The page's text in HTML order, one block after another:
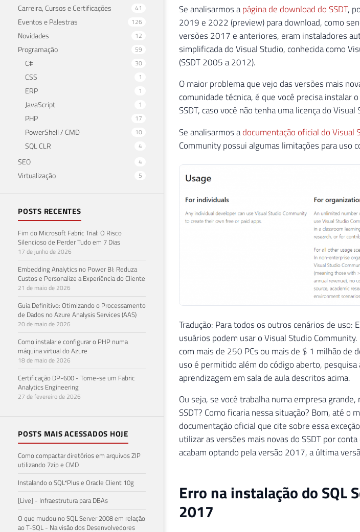
Carreira, Cursos e Certificações 41
Eventos e Palestras 126
Novidades 12
Programação 59
C# 30
CSS 1
ERP 1
JavaScript 1
PHP 17
PowerShell / CMD 10
SQL CLR 4
SEO 4
Virtualização 5
POSTS RECENTES
Fim do Microsoft Fabric Trial: O Risco
Silencioso de Perder Tudo em 7 Dias
17 de junho de 2026
Embedding Analytics no Power BI: Reduza
Custos e Personalize a Experiência do Cliente
21 de maio de 2026
Guia Definitivo: Otimizando o Processamento
de Dados no Azure Analysis Services (AAS)
20 de maio de 2026
Como instalar e configurar o PHP numa
máquina virtual do Azure
18 de maio de 2026
Certificação DP-600 - Torne-se um Fabric
Analytics Engineering
27 de fevereiro de 2026
POSTS MAIS ACESSADOS HOJE
Como compactar diretórios em arquivos ZIP
utilizando 7zip e CMD
Instalando o SQL*Plus e Oracle Client 10g
[Live] - Infraestrutura para DBAs
O que mudou no SQL Server 2008 em relação
ao T-SQL - Na visão dos Desenvolvedores
Se analisarmos apágina de download do SSDT,
2019 e 2022 (preview) para download, como
versões 2017 e anteriores, eram instaladores
simplificada do Visual Studio, conhecida como
(SSDT 2005 a 2012).
O maior problema que vejo das versões mais
comunidade técnica, é que você precisa instalar
SSDT, caso você não tenha uma licença do Visual
Se analisarmos adocumentação oficial do Visual
Community possui algumas limitações para uso
Tradução: Para todos os outros cenários de uso:
usuários podem usar o Visual Studio
com mais de 250 PCs ou mais de $ 1 milhão de
uso é permitido além do código aberto,
aprendizagem em sala de aula descritos acima.
Ou seja, se você trabalha numa empresa
SSDT? Como ficaria nessa situação? Bom, até
documentação oficial que cite sobre essa
utilizar as versões mais novas do SSDT por
acabam optando pela versão 2017, a última
Erro na instalação do SQL
2017